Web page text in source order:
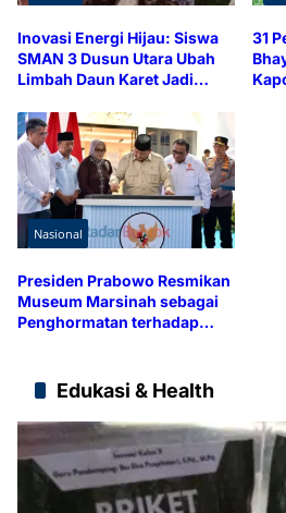
Inovasi Energi Hijau: Siswa
SMAN 3 Dusun Utara Ubah
Limbah Daun Karet Jadi
31
Nasional
Presiden Prabowo Resmikan
Museum Marsinah sebagai
Penghormatan terhadap
Edukasi & Health